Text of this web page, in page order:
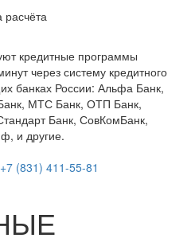
расчёта
кредитные программы
через систему кредитного
банках России: Альфа Банк,
МТС Банк, ОТП Банк,
Банк, СовКомБанк,
и другие.
+7 (831) 411-55-81